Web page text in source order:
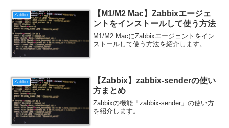
Zabbix
【M1/M2 Mac】Zabbixエージェ
ントをインストールして使う方法
M1/M2 MacにZabbixエージェントをイン
ストールして使う方法を紹介します。
Zabbix
【Zabbix】zabbix-senderの使い
方まとめ
Zabbixの機能「zabbix-sender」の使い方
を紹介します。